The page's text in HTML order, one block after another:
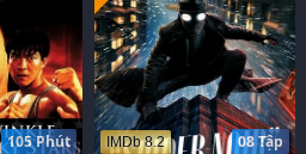
105 Phút 08 Tập
IMDb 8.2